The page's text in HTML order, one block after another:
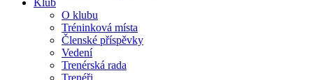
Klub
O klubu
Tréninková místa
Členské příspěvky
Vedení
Trenérská rada
Trenéři